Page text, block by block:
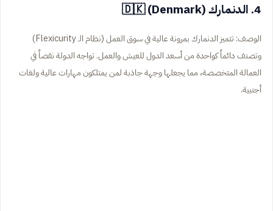
4. الدنمارك (Denmark) 🇩🇰
الوصف: تتميز الدنمارك بمرونة عالية في سوق العمل (نظام الـ Flexicurity)
وتصنف دائماً كواحدة من أسعد الدول للعيش والعمل. تواجه الدولة نقصاً في
العمالة المتخصصة، مما يجعلها وجهة جاذبة لمن يمتلكون مهارات عالية ولغات
أجنبية.